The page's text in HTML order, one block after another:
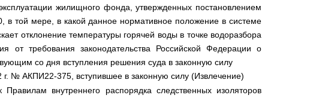
жилищного фонда, утвержденных постановлением
в той мере, в какой данное нормативное положение в системе
отклонение температуры горячей воды в точке водоразбора
от требования законодательства Российской Федерации о
со дня вступления решения суда в законную силу
№ АКПИ22-375, вступившее в законную силу (Извлечение)
внутреннего распорядка следственных изоляторов